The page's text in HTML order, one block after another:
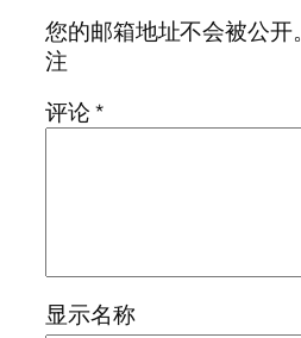
您的邮箱地址不会被公开。
注
评论*
显示名称